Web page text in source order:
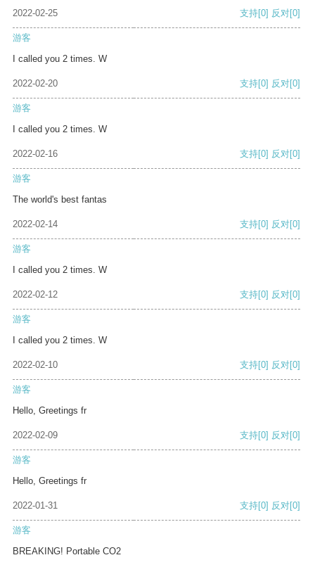
2022-02-25 支持[0] 反对[0]
游客
I called you 2 times. W
2022-02-20 支持[0] 反对[0]
游客
I called you 2 times. W
2022-02-16 支持[0] 反对[0]
游客
The world's best fantas
2022-02-14 支持[0] 反对[0]
游客
I called you 2 times. W
2022-02-12 支持[0] 反对[0]
游客
I called you 2 times. W
2022-02-10 支持[0] 反对[0]
游客
Hello, Greetings fr
2022-02-09 支持[0] 反对[0]
游客
Hello, Greetings fr
2022-01-31 支持[0] 反对[0]
游客
BREAKING! Portable CO2